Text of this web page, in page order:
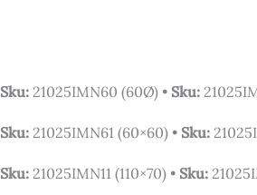
Sku: 21025IMN60 (60Ø) • Sku:
Sku: 21025IMN61 (60×60) • Sku:
Sku: 21025IMN11 (110×70) • Sku: